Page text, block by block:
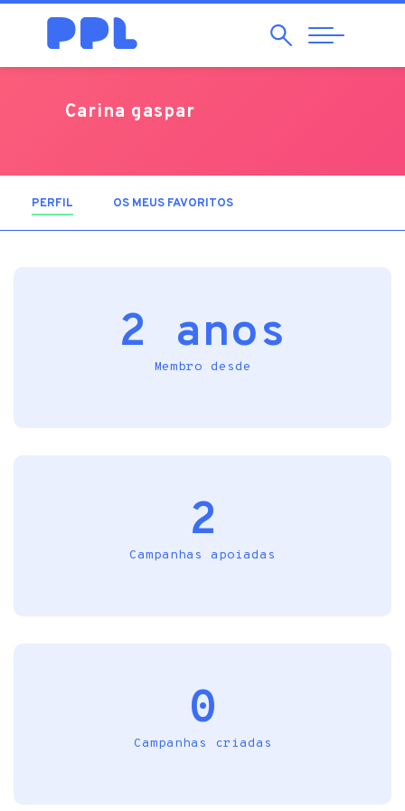
Pesquisar
Abrir
Navegação
Carina gaspar
PERFIL (SEPARADOR ATIVO)
OS MEUS FAVORITOS
2 anos
Membro desde
2
Campanhas apoiadas
0
Campanhas criadas